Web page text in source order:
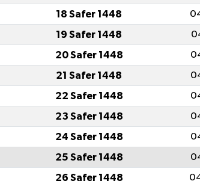
18 Safer 1448
19 Safer 1448
20 Safer 1448
21 Safer 1448
22 Safer 1448
23 Safer 1448
24 Safer 1448
25 Safer 1448
26 Safer 1448